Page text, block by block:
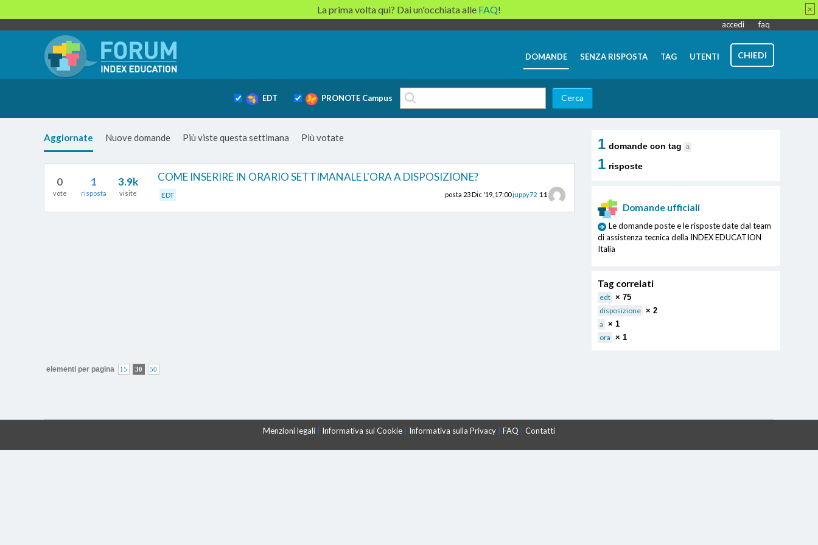
accedi faq
DOMANDE SENZA RISPOSTA TAG UTENTI CHIEDI
EDT PRONOTE Campus
Aggiornate Nuove domande Più viste questa settimana Più votate
0
vote
1
risposta
3.9k
visite
COME INSERIRE IN ORARIO SETTIMANALE L'ORA A DISPOSIZIONE?
EDT posta 23 Dic '19, 17:00juppy72 11
1 domande con tag a
1 risposte
Domande ufficiali
Le domande poste e le risposte date dal team
di assistenza tecnica della INDEX EDUCATION
Italia
Tag correlati
edt × 75
disposizione × 2
a × 1
ora × 1
elementi per pagina 15 30 50
Menzioni legali Informativa sui Cookie Informativa sulla Privacy FAQ Contatti
La prima volta qui? Dai un'occhiata alle FAQ! ×